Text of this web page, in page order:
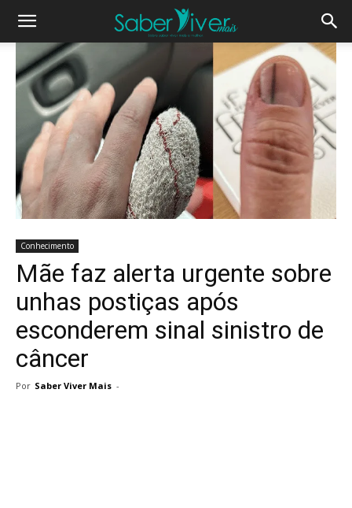
Conhecimento
Mãe faz alerta urgente sobre
unhas postiças após
esconderem sinal sinistro de
câncer
Por Saber Viver Mais -